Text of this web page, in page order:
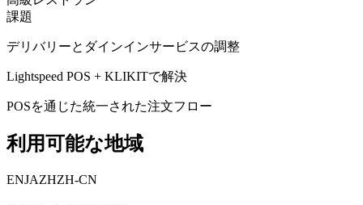
課題
デリバリーとダインインサービスの調整
Lightspeed POS + KLIKITで解決
POSを通じた統一された注文フロー
利用可能な地域
ENJAZHZH-CN